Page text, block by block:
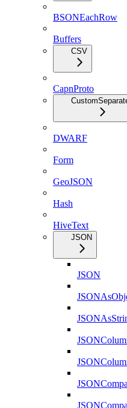
BSONEachRow
Buffers
CSV
CapnProto
DWARF
Form
GeoJSON
Hash
HiveText
JSON
JSON